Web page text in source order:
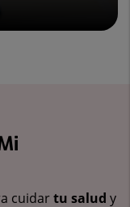
cuidartu salud y